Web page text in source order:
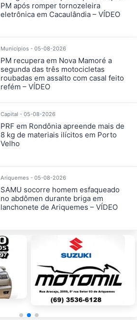
PM após romper tornozeleira
eletrônica em Cacaulândia – VÍDEO
Municípios - 05-08-2026
PM recupera em Nova Mamoré a
segunda das três motocicletas
roubadas em assalto com casal feito
refém – VÍDEO
Capital - 05-08-2026
PRF em Rondônia apreende mais de
8 kg de materiais ilícitos em Porto
Velho
Ariquemes - 05-08-2026
SAMU socorre homem esfaqueado
no abdômen durante briga em
lanchonete de Ariquemes – VÍDEO